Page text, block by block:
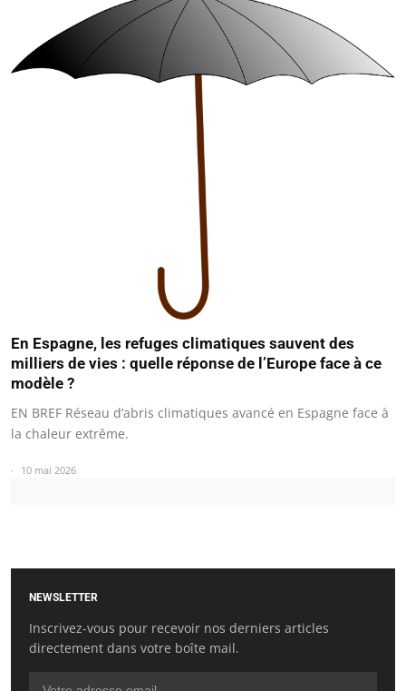
En Espagne, les refuges climatiques sauvent des
milliers de vies : quelle réponse de l’Europe face à ce
modèle ?
EN BREF Réseau d’abris climatiques avancé en Espagne face à
la chaleur extrême.
10 mai 2026
NEWSLETTER
Inscrivez-vous pour recevoir nos derniers articles
directement dans votre boîte mail.